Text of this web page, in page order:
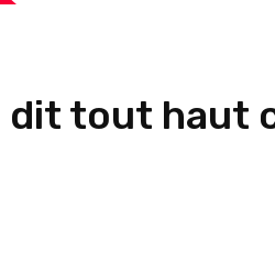
dit tout haut